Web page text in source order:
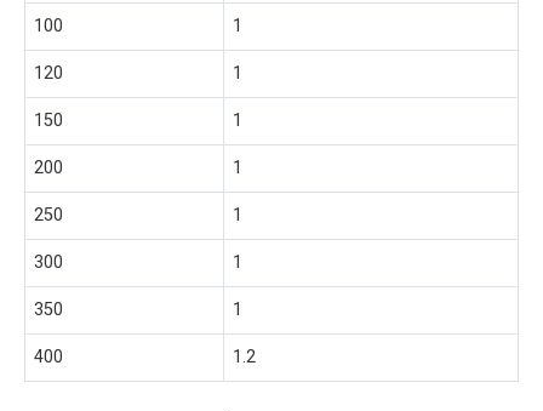
100 1
120 1
150 1
200 1
250 1
300 1
350 1
400 1.2